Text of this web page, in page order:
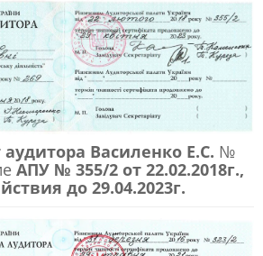
Василенко Е.С. №
АПУ № 355/2 от 22.02.2018г.,
до 29.04.2023г.